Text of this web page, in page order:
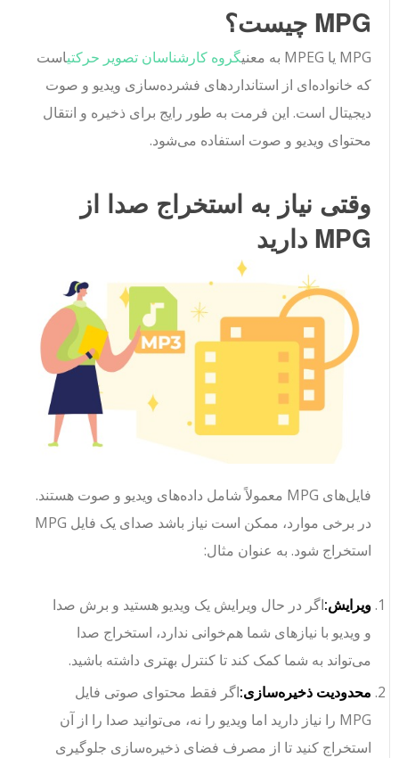
MPG چیست؟
MPG یا MPEG به معنی گروه کارشناسان تصویر حرکتیاست
که خانواده‌ای از استانداردهای فشرده‌سازی ویدیو و صوت
دیجیتال است. این فرمت به طور رایج برای ذخیره و انتقال
محتوای ویدیو و صوت استفاده می‌شود.
وقتی نیاز به استخراج صدا از
MPG دارید
فایل‌های MPG معمولاً شامل داده‌های ویدیو و صوت هستند.
در برخی موارد، ممکن است نیاز باشد صدای یک فایل MPG
استخراج شود. به عنوان مثال:
ویرایش:اگر در حال ویرایش یک ویدیو هستید و برش صدا
و ویدیو با نیازهای شما هم‌خوانی ندارد، استخراج صدا
می‌تواند به شما کمک کند تا کنترل بهتری داشته باشید.
محدودیت ذخیره‌سازی:اگر فقط محتوای صوتی فایل
MPG را نیاز دارید اما ویدیو را نه، می‌توانید صدا را از آن
استخراج کنید تا از مصرف فضای ذخیره‌سازی جلوگیری